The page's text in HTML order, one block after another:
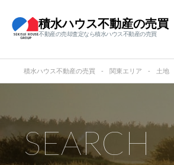
積水ハウス不動産の売買
不動産の売却査定なら積水ハウス不動産の売買
積水ハウス不動産の売買 関東エリア 土地
SEARCH